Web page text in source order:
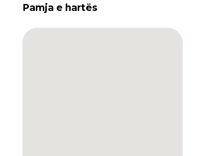
Pamja e hartës